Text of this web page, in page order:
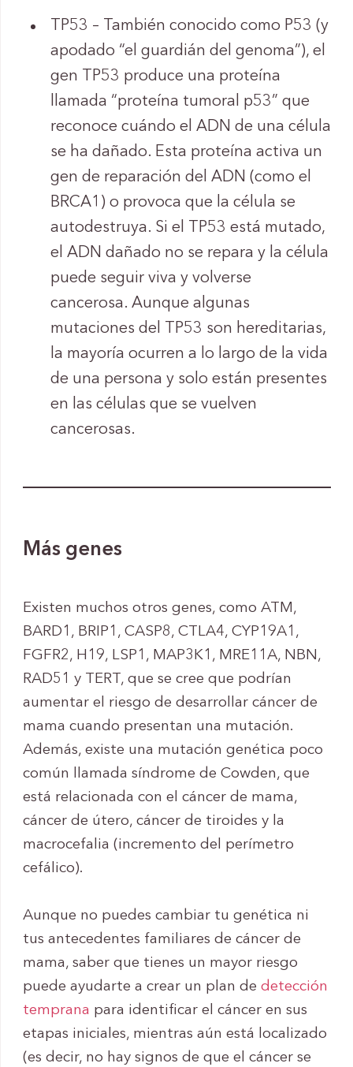
TP53 – También conocido como P53 (y
apodado “el guardián del genoma”), el
gen TP53 produce una proteína
llamada “proteína tumoral p53” que
reconoce cuándo el ADN de una célula
se ha dañado. Esta proteína activa un
gen de reparación del ADN (como el
BRCA1) o provoca que la célula se
autodestruya. Si el TP53 está mutado,
el ADN dañado no se repara y la célula
puede seguir viva y volverse
cancerosa. Aunque algunas
mutaciones del TP53 son hereditarias,
la mayoría ocurren a lo largo de la vida
de una persona y solo están presentes
en las células que se vuelven
cancerosas.
Más genes
Existen muchos otros genes, como ATM,
BARD1, BRIP1, CASP8, CTLA4, CYP19A1,
FGFR2, H19, LSP1, MAP3K1, MRE11A, NBN,
RAD51 y TERT, que se cree que podrían
aumentar el riesgo de desarrollar cáncer de
mama cuando presentan una mutación.
Además, existe una mutación genética poco
común llamada síndrome de Cowden, que
está relacionada con el cáncer de mama,
cáncer de útero, cáncer de tiroides y la
macrocefalia (incremento del perímetro
cefálico).
Aunque no puedes cambiar tu genética ni
tus antecedentes familiares de cáncer de
mama, saber que tienes un mayor riesgo
puede ayudarte a crear un plan de detección
temprana para identificar el cáncer en sus
etapas iniciales, mientras aún está localizado
(es decir, no hay signos de que el cáncer se